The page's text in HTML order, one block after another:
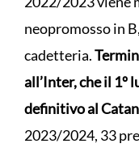
neopromosso in
cadetteria.
all’Inter, che il 1º
definitivo al
2023/2024, 33